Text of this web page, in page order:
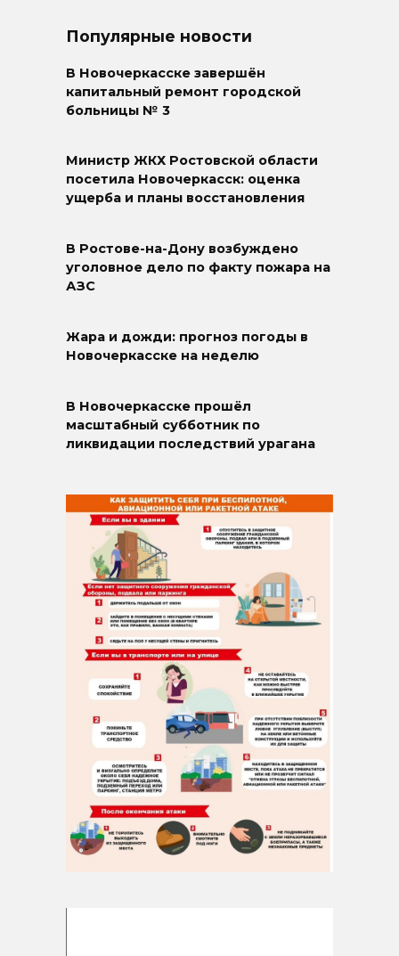
Популярные новости
В Новочеркасске завершён
капитальный ремонт городской
больницы № 3
Министр ЖКХ Ростовской области
посетила Новочеркасск: оценка
ущерба и планы восстановления
В Ростове-на-Дону возбуждено
уголовное дело по факту пожара на
АЗС
Жара и дожди: прогноз погоды в
Новочеркасске на неделю
В Новочеркасске прошёл
масштабный субботник по
ликвидации последствий урагана